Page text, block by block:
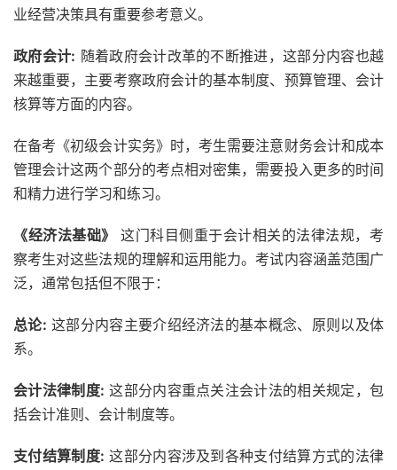
业经营决策具有重要参考意义。
政府会计: 随着政府会计改革的不断推进，这部分内容也越
来越重要，主要考察政府会计的基本制度、预算管理、会计
核算等方面的内容。
在备考《初级会计实务》时，考生需要注意财务会计和成本
管理会计这两个部分的考点相对密集，需要投入更多的时间
和精力进行学习和练习。
《经济法基础》
这门科目侧重于会计相关的法律法规，考
察考生对这些法规的理解和运用能力。考试内容涵盖范围广
泛，通常包括但不限于：
总论: 这部分内容主要介绍经济法的基本概念、原则以及体
系。
会计法律制度: 这部分内容重点关注会计法的相关规定，包
括会计准则、会计制度等。
支付结算制度: 这部分内容涉及到各种支付结算方式的法律